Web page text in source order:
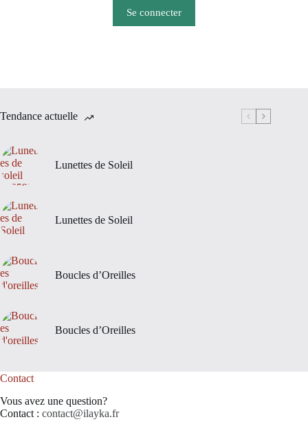
Se connecter
Tendance actuelle
Lunettes de Soleil
Lunettes de Soleil
Boucles d’Oreilles
Boucles d’Oreilles
Contact
Vous avez une question?
Contact : contact@ilayka.fr